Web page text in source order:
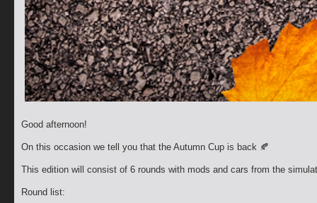
Good afternoon!
On this occasion we tell you that the Autumn Cup is back 🍂
This edition will consist of 6 rounds with mods and cars from the
Round list: